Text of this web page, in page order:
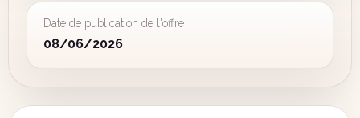
Date de publication de l'offre
08/06/2026